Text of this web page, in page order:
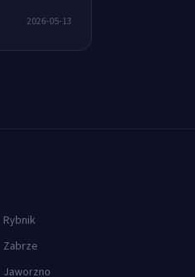
2026-05-13
Rybnik
Zabrze
Jaworzno